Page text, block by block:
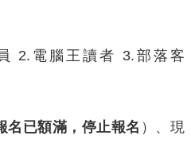
2.電腦王讀者 3.部落客
名已額滿，停止報名 ）、現